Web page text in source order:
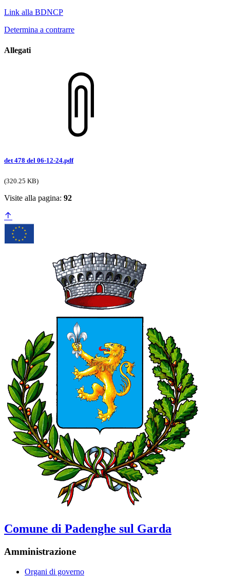
Link alla BDNCP
Determina a contrarre
Allegati
det 478 del 06-12-24.pdf
(320.25 KB)
Visite alla pagina: 92
Comune di Padenghe sul Garda
Amministrazione
Organi di governo